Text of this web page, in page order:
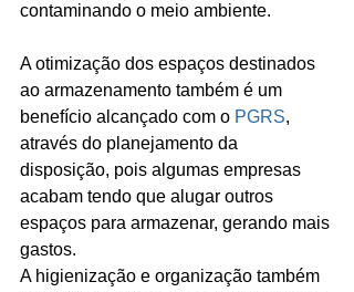
contaminando o meio ambiente.
A otimização dos espaços destinados
ao armazenamento também é um
benefício alcançado com o PGRS,
através do planejamento da
disposição, pois algumas empresas
acabam tendo que alugar outros
espaços para armazenar, gerando mais
gastos.
A higienização e organização também